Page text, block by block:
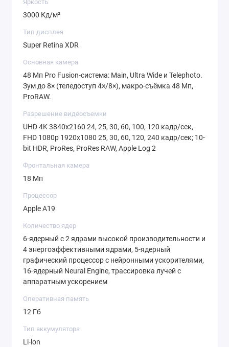
возможности камеры в элегантном исполнении. В
Яркость
3000 Кд/м²
Тип дисплея
Super Retina XDR
Основная камера
48 Мп Pro Fusion-система: Main, Ultra Wide и Telephoto.
Зум до 8× (теледоступ 4×/8×), макро-съёмка 48 Мп,
ProRAW.
Разрешение видеосъемки
UHD 4K 3840x2160 24, 25, 30, 60, 100, 120 кадр/сек,
FHD 1080p 1920x1080 25, 30, 60, 120, 240 кадр/сек; 10-
bit HDR, ProRes, ProRes RAW, Apple Log 2
Фронтальная камера
18 Мп
Процессор
Apple A19
Количество ядер
6-ядерный с 2 ядрами высокой производительности и
4 энергоэффективными ядрами, 5-ядерный
графический процессор с нейронными ускорителями,
16-ядерный Neural Engine, трассировка лучей с
аппаратным ускорением
Оперативная память
12 Гб
Тип аккумулятора
Li-lon